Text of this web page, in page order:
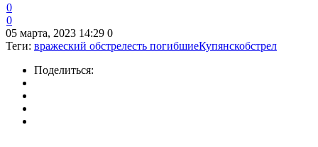
0
0
05 марта, 2023 14:29 0
Теги: вражеский обстрелесть погибшиеКупянскобстрел
Поделиться: